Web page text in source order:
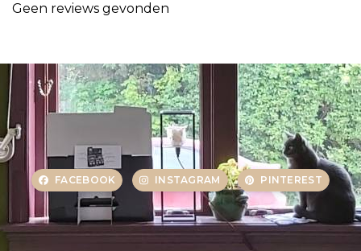
Geen reviews gevonden
FACEBOOK INSTAGRAM PINTEREST